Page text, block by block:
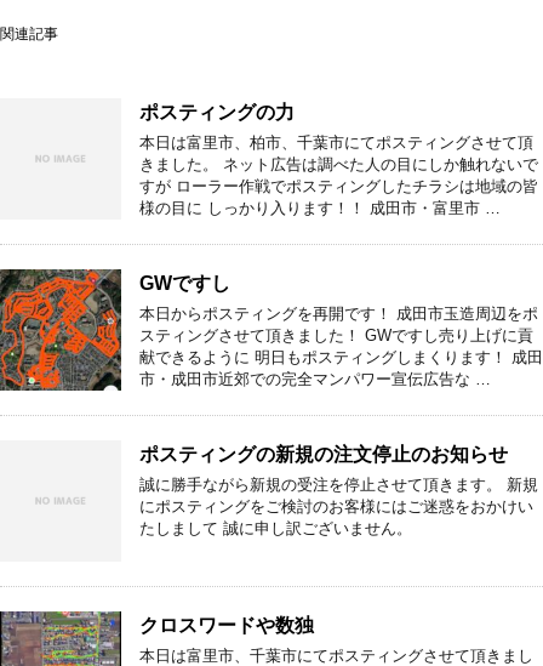
関連記事
ポスティングの力
本日は富里市、柏市、千葉市にてポスティングさせて頂
きました。 ネット広告は調べた人の目にしか触れないで
すが ローラー作戦でポスティングしたチラシは地域の皆
様の目に しっかり入ります！！ 成田市・富里市 …
GWですし
本日からポスティングを再開です！ 成田市玉造周辺をポ
スティングさせて頂きました！ GWですし売り上げに貢
献できるように 明日もポスティングしまくります！ 成田
市・成田市近郊での完全マンパワー宣伝広告な …
ポスティングの新規の注文停止のお知らせ
誠に勝手ながら新規の受注を停止させて頂きます。 新規
にポスティングをご検討のお客様にはご迷惑をおかけい
たしまして 誠に申し訳ございません。
クロスワードや数独
本日は富里市、千葉市にてポスティングさせて頂きまし